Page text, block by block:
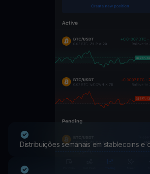
Distribuições semanais em stablecoins e